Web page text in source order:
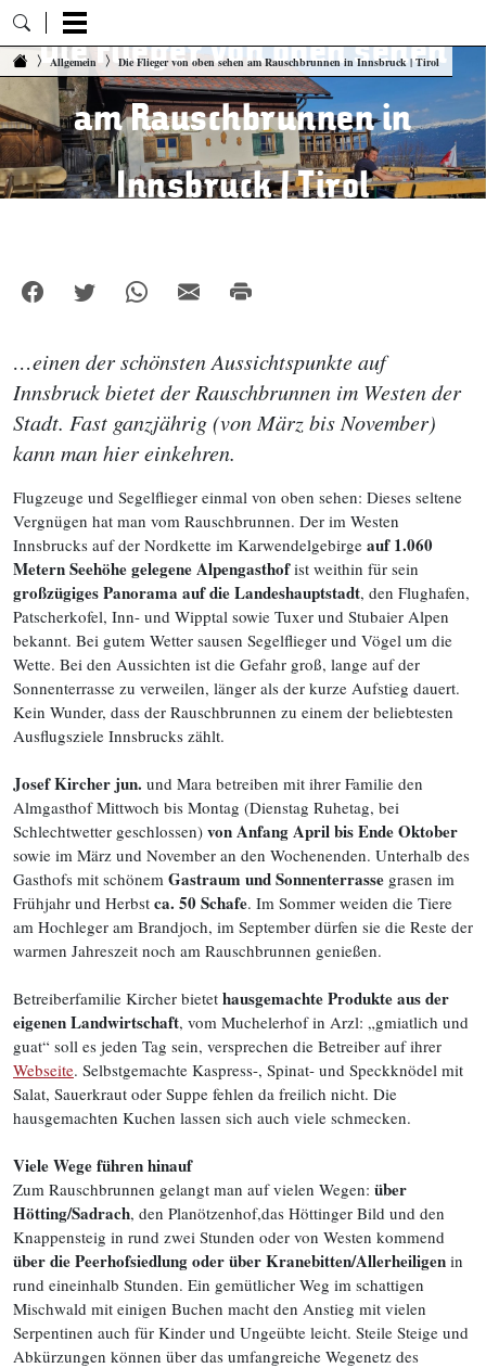
Zum Inhalt springen
Allgemein Die Flieger von oben sehen am Rauschbrunnen in Innsbruck | Tirol
Die Flieger von oben sehen
am Rauschbrunnen in
Innsbruck | Tirol
…einen der schönsten Aussichtspunkte auf
Innsbruck bietet der Rauschbrunnen im Westen der
Stadt. Fast ganzjährig (von März bis November)
kann man hier einkehren.
Flugzeuge und Segelflieger einmal von oben sehen: Dieses seltene
Vergnügen hat man vom Rauschbrunnen. Der im Westen
Innsbrucks auf der Nordkette im Karwendelgebirge auf 1.060
Metern Seehöhe gelegene Alpengasthofist weithin für sein
großzügiges Panorama auf die Landeshauptstadt, den Flughafen,
Patscherkofel, Inn- und Wipptal sowie Tuxer und Stubaier Alpen
bekannt. Bei gutem Wetter sausen Segelflieger und Vögel um die
Wette. Bei den Aussichten ist die Gefahr groß, lange auf der
Sonnenterrasse zu verweilen, länger als der kurze Aufstieg dauert.
Kein Wunder, dass der Rauschbrunnen zu einem der beliebtesten
Ausflugsziele Innsbrucks zählt.
Josef Kircher jun. und Mara betreiben mit ihrer Familie den
Almgasthof Mittwoch bis Montag (Dienstag Ruhetag, bei
Schlechtwetter geschlossen) von Anfang April bis Ende Oktober
sowie im März und November an den Wochenenden. Unterhalb des
Gasthofs mit schönem Gastraum und Sonnenterrasse grasen im
Frühjahr und Herbst ca. 50 Schafe. Im Sommer weiden die Tiere
am Hochleger am Brandjoch, im September dürfen sie die Reste der
warmen Jahreszeit noch am Rauschbrunnen genießen.
Betreiberfamilie Kircher bietet hausgemachte Produkte aus der
eigenen Landwirtschaft, vom Muchelerhof in Arzl: „gmiatlich und
guat“ soll es jeden Tag sein, versprechen die Betreiber auf ihrer
Webseite. Selbstgemachte Kaspress-, Spinat- und Speckknödel mit
Salat, Sauerkraut oder Suppe fehlen da freilich nicht. Die
hausgemachten Kuchen lassen sich auch viele schmecken.
Viele Wege führen hinauf
Zum Rauschbrunnen gelangt man auf vielen Wegen: über
Hötting/Sadrach, den Planötzenhof,das Höttinger Bild und den
Knappensteig in rund zwei Stunden oder von Westen kommend
über die Peerhofsiedlung oder über Kranebitten/Allerheiligen in
rund eineinhalb Stunden. Ein gemütlicher Weg im schattigen
Mischwald mit einigen Buchen macht den Anstieg mit vielen
Serpentinen auch für Kinder und Ungeübte leicht. Steile Steige und
Abkürzungen können über das umfangreiche Wegenetz des